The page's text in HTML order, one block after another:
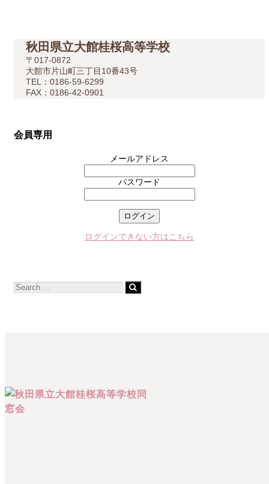
秋田県立大館桂桜高等学校
〒017-0872
大館市片山町三丁目10番43号
TEL：0186-59-6299
FAX：0186-42-0901
会員専用
メールアドレス
パスワード
ログインできない方はこちら